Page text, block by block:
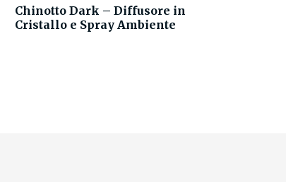
Chinotto Dark – Diffusore in
Cristallo e Spray Ambiente